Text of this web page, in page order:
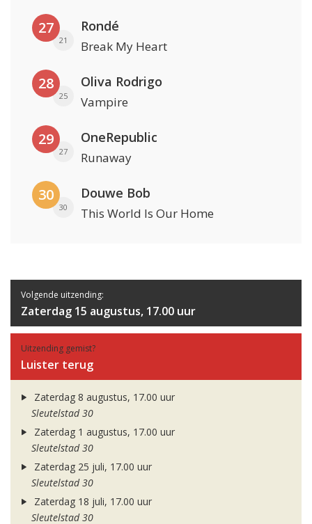
27
21
Rondé
Break My Heart
28
25
Oliva Rodrigo
Vampire
29
27
OneRepublic
Runaway
30
30
Douwe Bob
This World Is Our Home
Volgende uitzending:
Zaterdag 15 augustus, 17.00 uur
Uitzending gemist?
Luister terug
Zaterdag 8 augustus, 17.00 uur
Sleutelstad 30
Zaterdag 1 augustus, 17.00 uur
Sleutelstad 30
Zaterdag 25 juli, 17.00 uur
Sleutelstad 30
Zaterdag 18 juli, 17.00 uur
Sleutelstad 30